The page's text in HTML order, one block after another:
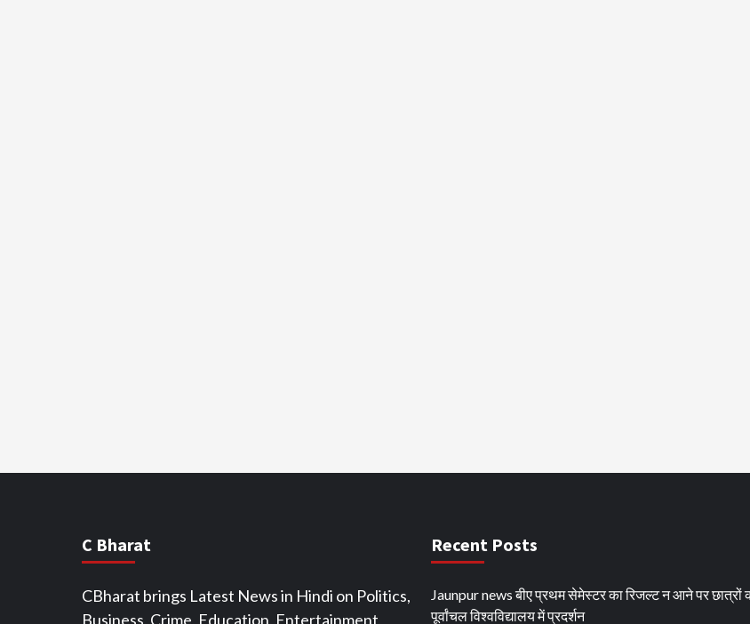
C Bharat
CBharat brings Latest News in Hindi on Politics,
Business, Crime, Education, Entertainment,
Recent Posts
Jaunpur news बीए प्रथम सेमेस्टर का रिजल्ट न आने पर छात्रों
पूर्वांचल विश्वविद्यालय में प्रदर्शन